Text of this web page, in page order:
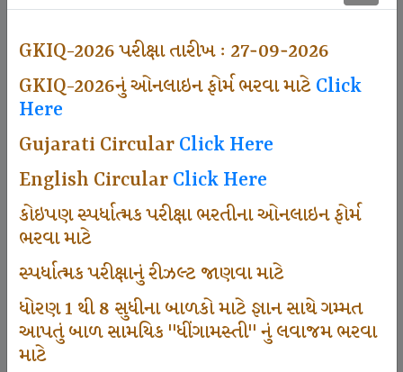
GKIQ-2026 પરીક્ષા તારીખ : 27-09-2026
GKIQ-2026નું ઓનલાઇન ફોર્મ ભરવા માટેClick
Here
Gujarati CircularClick Here
English CircularClick Here
કોઇપણ સ્પર્ધાત્મક પરીક્ષા ભરતીના ઓનલાઇન ફોર્મ
ભરવા માટે
સ્પર્ધાત્મક પરીક્ષાનું રીઝલ્ટ જાણવા માટે
ધોરણ 1 થી 8 સુધીના બાળકો માટે જ્ઞાન સાથે ગમ્મત
આપતું બાળ સામયિક "ધીંગામસ્તી" નું લવાજમ ભરવા
માટે
500
Dhingamasti Subscription
671
1000